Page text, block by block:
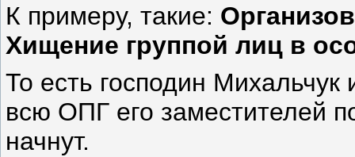
К примеру, такие:
Хищение группой лиц в
То есть господин
всю ОПГ его заместителей
начнут.